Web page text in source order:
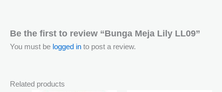
Be the first to review “Bunga Meja Lily LL09”
You must be logged in to post a review.
Related products